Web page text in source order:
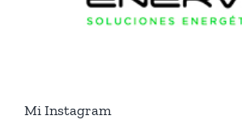
Mi Instagram